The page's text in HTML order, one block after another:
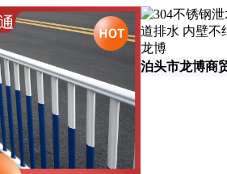
泊头市龙博商